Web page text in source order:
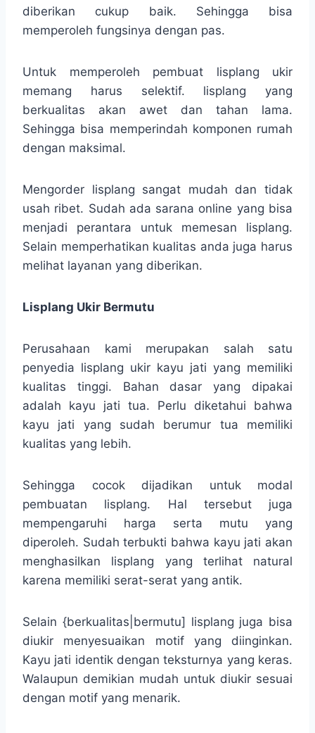
diberikan cukup baik. Sehingga bisa
memperoleh fungsinya dengan pas.
Untuk memperoleh pembuat lisplang ukir
memang harus selektif. lisplang yang
berkualitas akan awet dan tahan lama.
Sehingga bisa memperindah komponen rumah
dengan maksimal.
Mengorder lisplang sangat mudah dan tidak
usah ribet. Sudah ada sarana online yang bisa
menjadi perantara untuk memesan lisplang.
Selain memperhatikan kualitas anda juga harus
melihat layanan yang diberikan.
Lisplang Ukir Bermutu
Perusahaan kami merupakan salah satu
penyedia lisplang ukir kayu jati yang memiliki
kualitas tinggi. Bahan dasar yang dipakai
adalah kayu jati tua. Perlu diketahui bahwa
kayu jati yang sudah berumur tua memiliki
kualitas yang lebih.
Sehingga cocok dijadikan untuk modal
pembuatan lisplang. Hal tersebut juga
mempengaruhi harga serta mutu yang
diperoleh. Sudah terbukti bahwa kayu jati akan
menghasilkan lisplang yang terlihat natural
karena memiliki serat-serat yang antik.
Selain {berkualitas|bermutu] lisplang juga bisa
diukir menyesuaikan motif yang diinginkan.
Kayu jati identik dengan teksturnya yang keras.
Walaupun demikian mudah untuk diukir sesuai
dengan motif yang menarik.